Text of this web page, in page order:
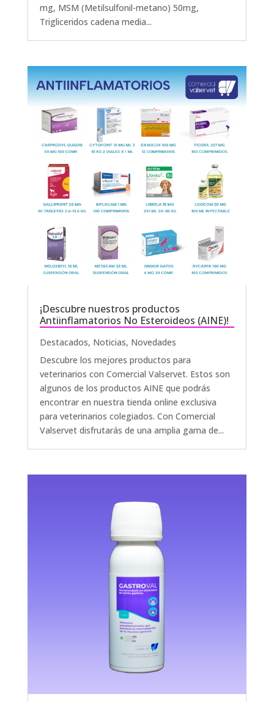
mg, MSM (Metilsulfonil-metano) 50mg,
Trigliceridos cadena media...
¡Descubre nuestros productos
Antiinflamatorios No Esteroideos (AINE)!
Destacados, Noticias, Novedades
Descubre los mejores productos para
veterinarios con Comercial Valservet. Estos son
algunos de los productos AINE que podrás
encontrar en nuestra tienda online exclusiva
para veterinarios colegiados. Con Comercial
Valservet disfrutarás de una amplia gama de...